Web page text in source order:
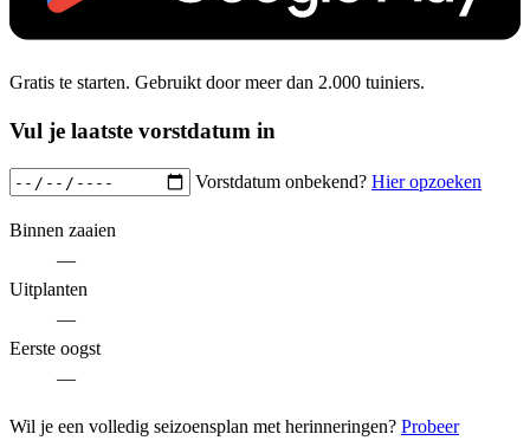
Gratis te starten. Gebruikt door meer dan 2.000 tuiniers.
Vul je laatste vorstdatum in
Vorstdatum onbekend? Hier opzoeken
Binnen zaaien
—
Uitplanten
—
Eerste oogst
—
Wil je een volledig seizoensplan met herinneringen? Probeer